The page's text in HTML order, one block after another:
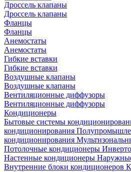
Дроссель клапаны
Дроссель клапаны
Фланцы
Фланцы
Анемостаты
Анемостаты
Гибкие вставки
Гибкие вставки
Воздушные клапаны
Воздушные клапаны
Вентиляционные диффузоры
Вентиляционные диффузоры
Кондиционеры
Бытовые системы
кондиционирования
кондиционирования
Потолочные кондиционеры
Настенные кондиционеры
Внутренние блоки кондиционеров